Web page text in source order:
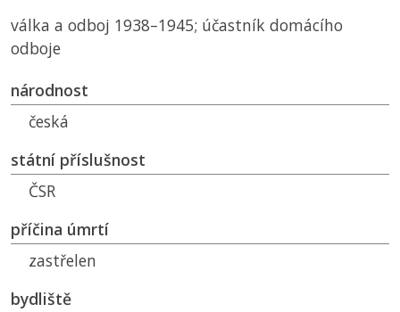
válka a odboj 1938–1945; účastník domácího
odboje
národnost
česká
státní příslušnost
ČSR
příčina úmrtí
zastřelen
bydliště